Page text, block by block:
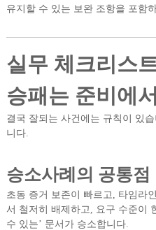
유지할 수 있는 보완 조항을 포함하
실무 체크리스
승패는 준비에
결국 잘되는 사건에는 규칙이 있
니다.
승소사례의 공통점
초동 증거 보존이 빠르고, 타임라
서 철저히 배제하고, 요구 수준이
수 있는’ 문서가 승소합니다.